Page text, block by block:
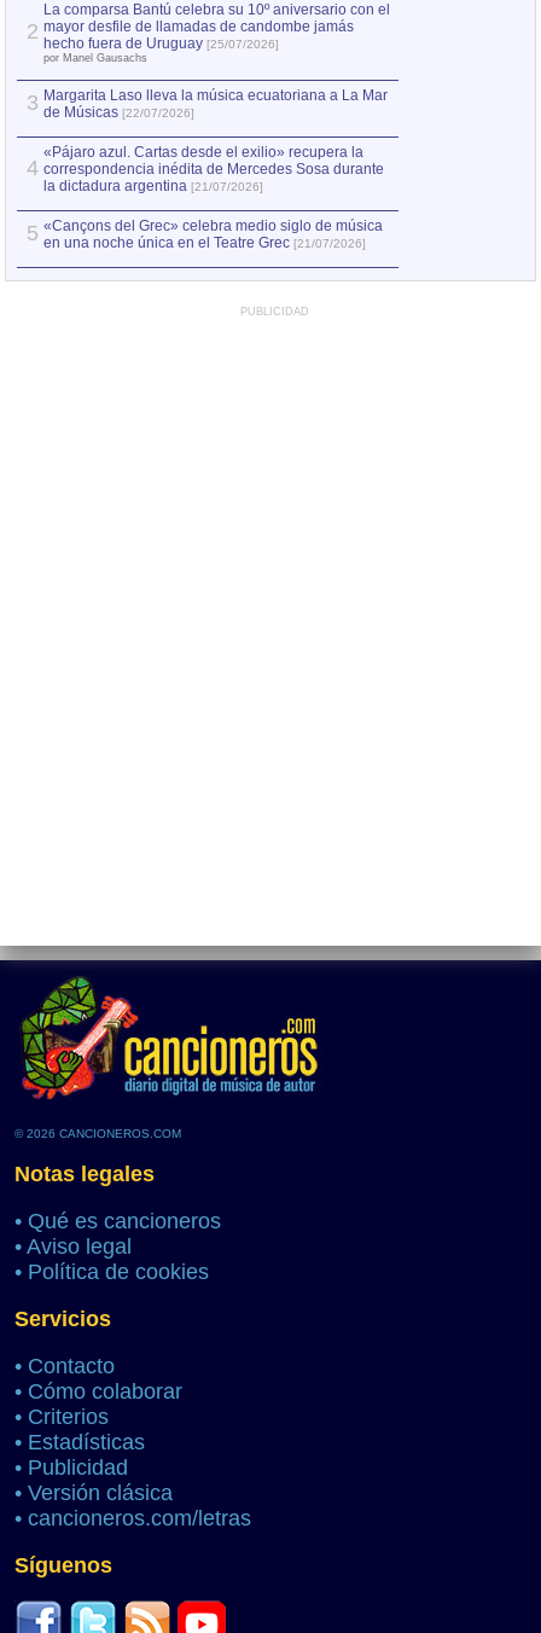
2
La comparsa Bantú celebra su 10º aniversario con el
mayor desfile de llamadas de candombe jamás
hecho fuera de Uruguay [25/07/2026]
por Manel Gausachs
3 Margarita Laso lleva la música ecuatoriana a La Mar
de Músicas [22/07/2026]
4
«Pájaro azul. Cartas desde el exilio» recupera la
correspondencia inédita de Mercedes Sosa durante
la dictadura argentina [21/07/2026]
5 «Cançons del Grec» celebra medio siglo de música
en una noche única en el Teatre Grec [21/07/2026]
PUBLICIDAD
© 2026 CANCIONEROS.COM
Notas legales
• Qué es cancioneros
• Aviso legal
• Política de cookies
Servicios
• Contacto
• Cómo colaborar
• Criterios
• Estadísticas
• Publicidad
• Versión clásica
• cancioneros.com/letras
Síguenos